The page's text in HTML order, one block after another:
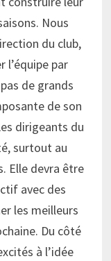
Nous
du club,
l’équipe par
de grands
de son
dirigeants du
surtout au
Elle devra être
avec des
les meilleurs
Du côté
à l’idée